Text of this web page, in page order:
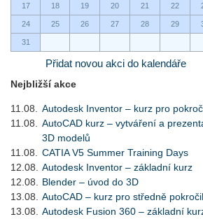
17 18 19 20 21 22
24 25 26 27 28 29
31
Přidat novou akci do kalendáře
Nejbližší akce
11.08.
Autodesk Inventor – kurz pro
11.08.
AutoCAD kurz – vytváření a
3D modelů
11.08.
CATIA V5 Summer Training Days
12.08.
Autodesk Inventor – základní kurz
12.08.
Blender – úvod do 3D
13.08.
AutoCAD – kurz pro středně
13.08.
Autodesk Fusion 360 – základní